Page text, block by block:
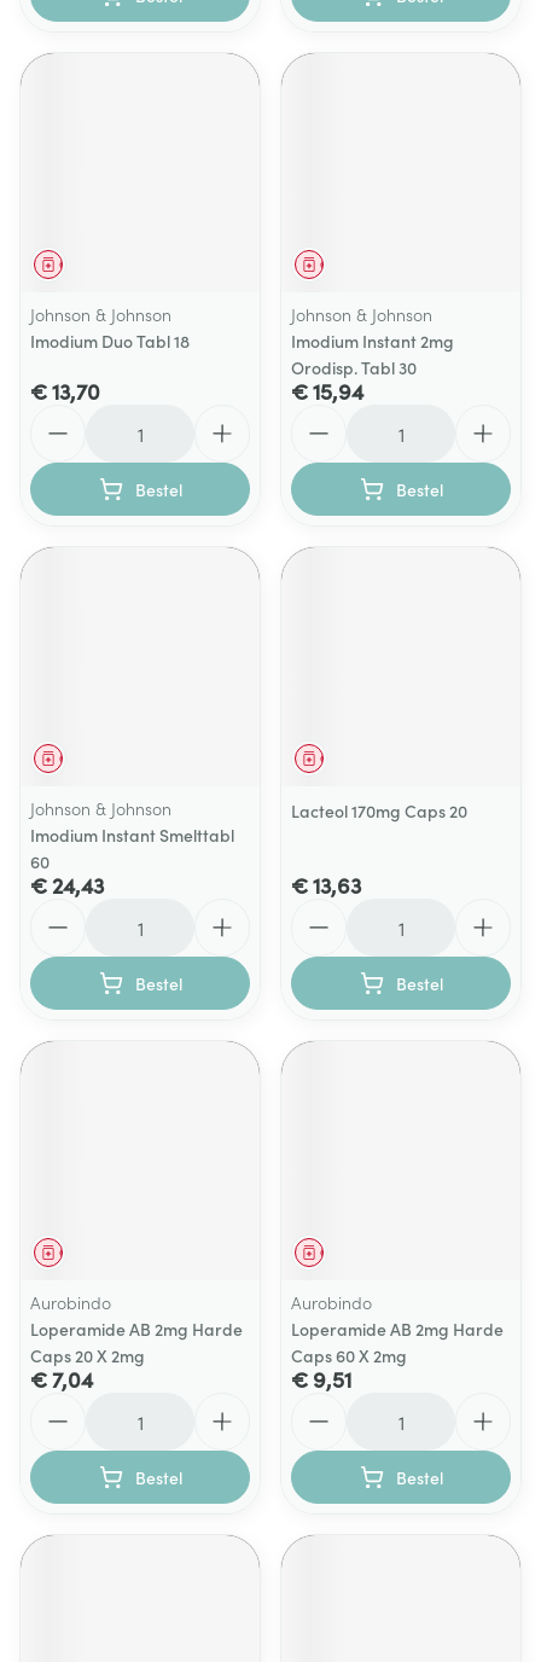
Geneesmiddel
Johnson & Johnson
Imodium Duo Tabl 18
€ 13,70
Bestel
Geneesmiddel
Johnson & Johnson
Imodium Instant 2mg
Orodisp. Tabl 30
€ 15,94
Bestel
Geneesmiddel
Johnson & Johnson
Imodium Instant Smelttabl
60
€ 24,43
Bestel
Geneesmiddel
Lacteol 170mg Caps 20
€ 13,63
Bestel
Geneesmiddel
Aurobindo
Loperamide AB 2mg Harde
Caps 20 X 2mg
€ 7,04
Bestel
Geneesmiddel
Aurobindo
Loperamide AB 2mg Harde
Caps 60 X 2mg
€ 9,51
Bestel